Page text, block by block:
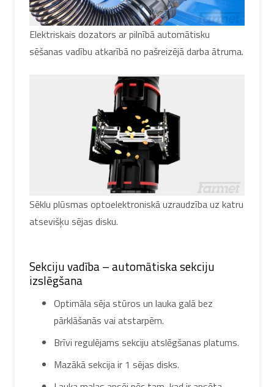
Elektriskais dozators ar pilnībā automātisku
sēšanas vadību atkarībā no pašreizējā darba ātruma.
Sēklu plūsmas optoelektroniskā uzraudzība uz katru
atsevišķu sējas disku.
Sekciju vadība – automātiska sekciju
izslēgšana
Optimāla sēja stūros un lauka galā bez
pārklāšanās vai atstarpēm.
Brīvi regulējams sekciju atslēgšanas platums.
Mazākā sekcija ir 1 sējas disks.